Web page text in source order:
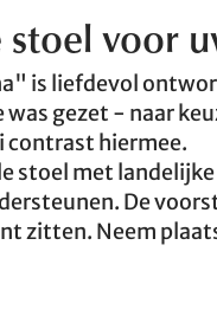
stoel voor
is liefdevol
was gezet - naar
contrast hiermee.
stoel met
De
zitten. Neem